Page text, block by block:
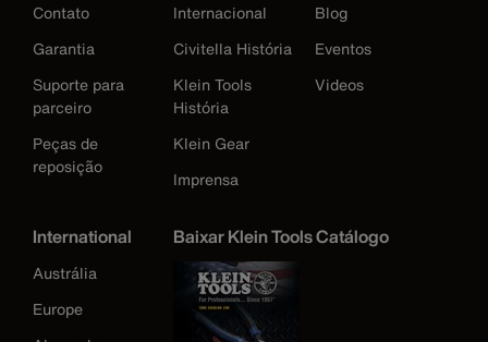
Contato
Garantia
Suporte para
parceiro
Peças de
reposição
Internacional
Civitella História
Klein Tools
História
Klein Gear
Imprensa
Blog
Eventos
Videos
International
Austrália
Europe
Baixar Klein Tools Catálogo